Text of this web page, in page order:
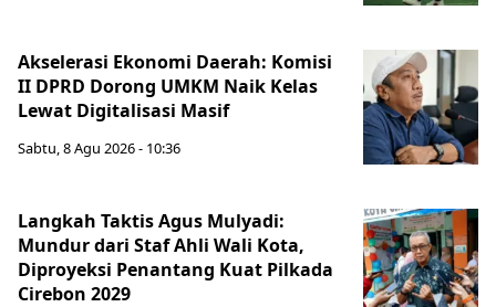
Akselerasi Ekonomi Daerah: Komisi
II DPRD Dorong UMKM Naik Kelas
Lewat Digitalisasi Masif
Sabtu, 8 Agu 2026 - 10:36
Langkah Taktis Agus Mulyadi:
Mundur dari Staf Ahli Wali Kota,
Diproyeksi Penantang Kuat Pilkada
Cirebon 2029